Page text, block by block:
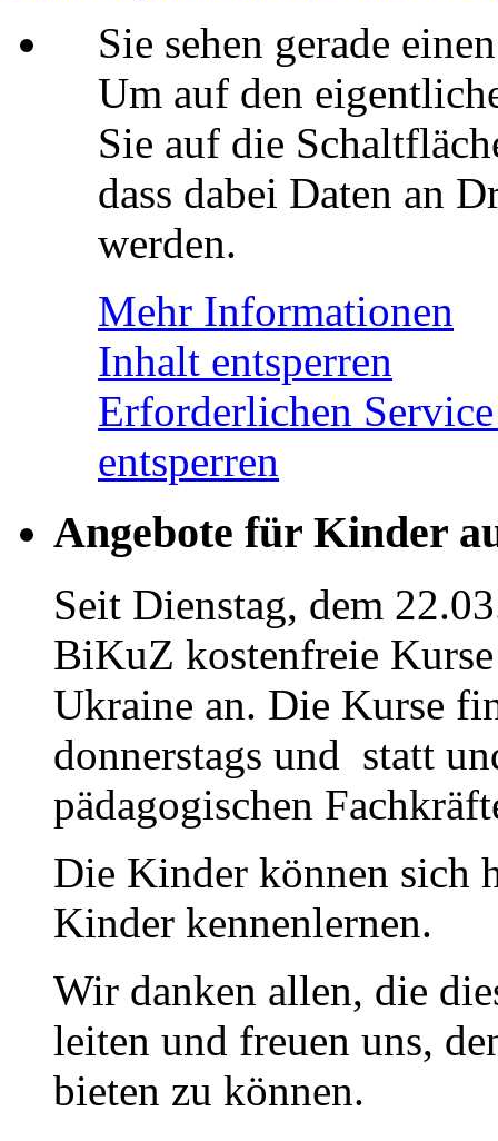
Sie sehen gerade
Um auf den
Sie auf die
dass dabei Daten an
werden.
Mehr Informationen
Inhalt entsperren
Erforderlichen
entsperren
Angebote für Kinder
Seit Dienstag, dem
BiKuZ kostenfreie
Ukraine an. Die Kurse
donnerstags und statt
pädagogischen
Die Kinder können sich
Kinder kennenlernen.
Wir danken allen, die
leiten und freuen uns,
bieten zu können.